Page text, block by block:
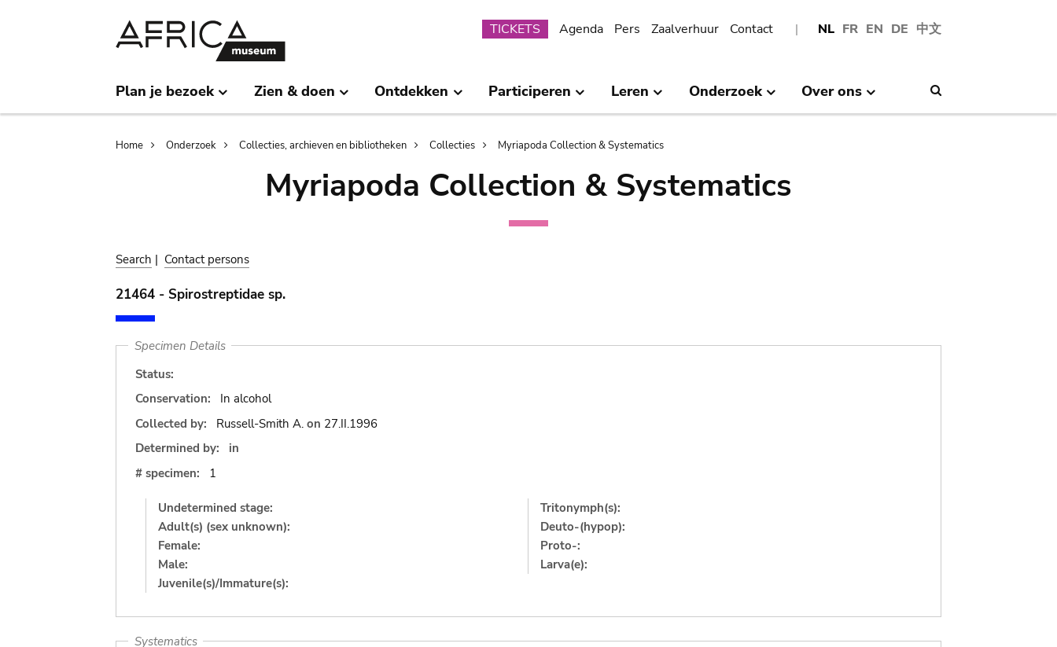
NL FR EN DE 中文
Submenu
TICKETS Agenda Pers Zaalverhuur Contact
Plan je bezoek Zien & doen Ontdekken Participeren Leren Onderzoek Over ons
Breadcrumb
Home Onderzoek Collecties, archieven en bibliotheken Collecties Myriapoda Collection & Systematics
Myriapoda Collection & Systematics
Search | Contact persons
21464 - Spirostreptidae sp.
Specimen Details
Status:
Conservation:
In alcohol
Collected by:
Russell-Smith A. on 27.II.1996
Determined by:
in
# specimen:
1
Undetermined stage:
Adult(s) (sex unknown):
Female:
Male:
Juvenile(s)/Immature(s):
Tritonymph(s):
Deuto-(hypop):
Proto-:
Larva(e):
Systematics